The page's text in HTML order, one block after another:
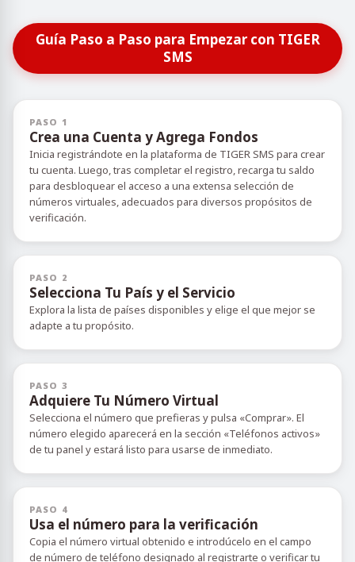
Guía Paso a Paso para Empezar con TIGER
SMS
PASO 1
Crea una Cuenta y Agrega Fondos
Inicia registrándote en la plataforma de TIGER SMS para crear
tu cuenta. Luego, tras completar el registro, recarga tu saldo
para desbloquear el acceso a una extensa selección de
números virtuales, adecuados para diversos propósitos de
verificación.
PASO 2
Selecciona Tu País y el Servicio
Explora la lista de países disponibles y elige el que mejor se
adapte a tu propósito.
PASO 3
Adquiere Tu Número Virtual
Selecciona el número que prefieras y pulsa «Comprar». El
número elegido aparecerá en la sección «Teléfonos activos»
de tu panel y estará listo para usarse de inmediato.
PASO 4
Usa el número para la verificación
Copia el número virtual obtenido e introdúcelo en el campo
de número de teléfono designado al registrarte o verificar tu